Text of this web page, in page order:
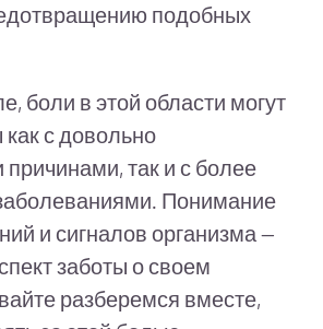
подобных
боли в этой области могут
с довольно
так и с более
Понимание
и сигналов организма —
заботы о своем
разберемся вместе,